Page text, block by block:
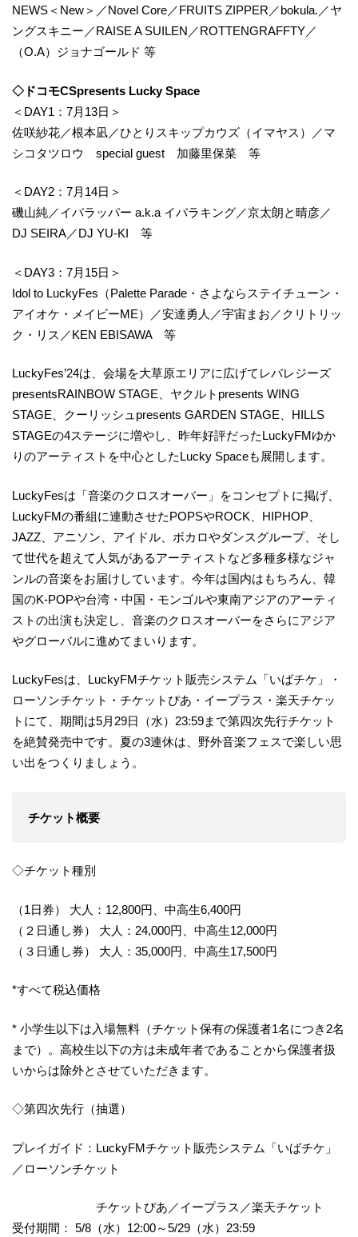
NEWS＜New＞／Novel Core／FRUITS ZIPPER／bokula.／ヤ
ングスキニー／RAISE A SUILEN／ROTTENGRAFFTY／
（O.A）ジョナゴールド 等
◇ドコモCSpresents Lucky Space
＜DAY1：7月13日＞
佐咲紗花／根本凪／ひとりスキップカウズ（イマヤス）／マ
シコタツロウ special guest 加藤里保菜 等
＜DAY2：7月14日＞
磯山純／イバラッパー a.k.a イバラキング／京太朗と晴彦／
DJ SEIRA／DJ YU-KI 等
＜DAY3：7月15日＞
Idol to LuckyFes（Palette Parade・さよならステイチューン・
アイオケ・メイビーME）／安達勇人／宇宙まお／クリトリッ
ク・リス／KEN EBISAWA 等
LuckyFes’24は、会場を大草原エリアに広げてレバレジーズ
presentsRAINBOW STAGE、ヤクルトpresents WING
STAGE、クーリッシュpresents GARDEN STAGE、HILLS
STAGEの4ステージに増やし、昨年好評だったLuckyFMゆか
りのアーティストを中心としたLucky Spaceも展開します。
LuckyFesは「音楽のクロスオーバー」をコンセプトに掲げ、
LuckyFMの番組に連動させたPOPSやROCK、HIPHOP、
JAZZ、アニソン、アイドル、ボカロやダンスグループ、そし
て世代を超えて人気があるアーティストなど多種多様なジャ
ンルの音楽をお届けしています。今年は国内はもちろん、韓
国のK-POPや台湾・中国・モンゴルや東南アジアのアーティ
ストの出演も決定し、音楽のクロスオーバーをさらにアジア
やグローバルに進めてまいります。
LuckyFesは、LuckyFMチケット販売システム「いばチケ」・
ローソンチケット・チケットぴあ・イープラス・楽天チケッ
トにて、期間は5月29日（水）23:59まで第四次先行チケット
を絶賛発売中です。夏の3連休は、野外音楽フェスで楽しい思
い出をつくりましょう。
チケット概要
◇チケット種別
（1日券） 大人：12,800円、中高生6,400円
（２日通し券） 大人：24,000円、中高生12,000円
（３日通し券） 大人：35,000円、中高生17,500円
*すべて税込価格
* 小学生以下は入場無料（チケット保有の保護者1名につき2名
まで）。高校生以下の方は未成年者であることから保護者扱
いからは除外とさせていただきます。
◇第四次先行（抽選）
プレイガイド：LuckyFMチケット販売システム「いばチケ」
／ローソンチケット
チケットぴあ／イープラス／楽天チケット
受付期間： 5/8（水）12:00～5/29（水）23:59